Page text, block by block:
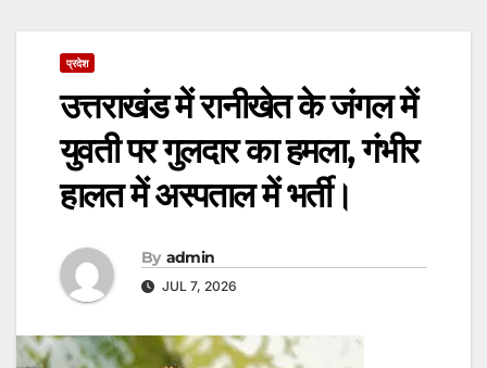
प्रदेश
उत्तराखंड में रानीखेत के जंगल में
युवती पर गुलदार का हमला, गंभीर
हालत में अस्पताल में भर्ती।
By admin
JUL 7, 2026